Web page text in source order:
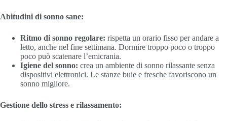
Abitudini di sonno sane:
Ritmo di sonno regolare: rispetta un orario fisso per andare a
letto, anche nel fine settimana. Dormire troppo poco o troppo
poco può scatenare l’emicrania.
Igiene del sonno: crea un ambiente di sonno rilassante senza
dispositivi elettronici. Le stanze buie e fresche favoriscono un
sonno migliore.
Gestione dello stress e rilassamento: